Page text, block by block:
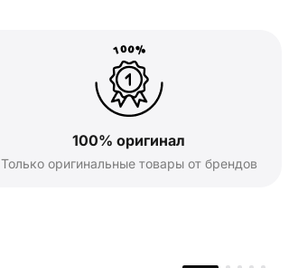
100% оригинал
Только оригинальные товары от брендов